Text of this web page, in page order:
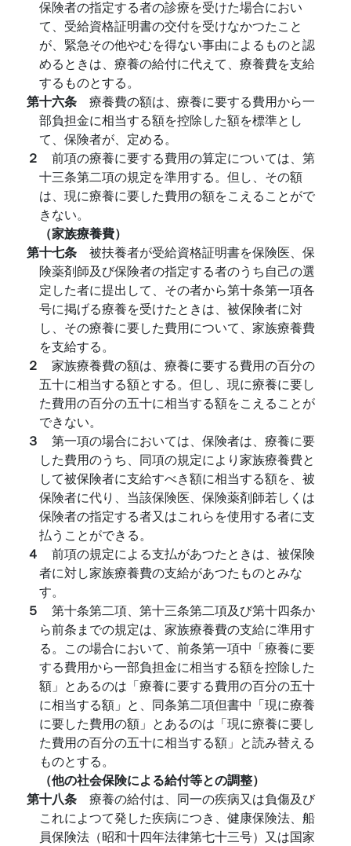
保険者の指定する者の診療を受けた場合におい
て、受給資格証明書の交付を受けなかつたこと
が、緊急その他やむを得ない事由によるものと認
めるときは、療養の給付に代えて、療養費を支給
するものとする。
第十六条 療養費の額は、療養に要する費用から一
部負担金に相当する額を控除した額を標準とし
て、保険者が、定める。
２ 前項の療養に要する費用の算定については、第
十三条第二項の規定を準用する。但し、その額
は、現に療養に要した費用の額をこえることがで
きない。
（家族療養費）
第十七条 被扶養者が受給資格証明書を保険医、保
険薬剤師及び保険者の指定する者のうち自己の選
定した者に提出して、その者から第十条第一項各
号に掲げる療養を受けたときは、被保険者に対
し、その療養に要した費用について、家族療養費
を支給する。
２ 家族療養費の額は、療養に要する費用の百分の
五十に相当する額とする。但し、現に療養に要し
た費用の百分の五十に相当する額をこえることが
できない。
３ 第一項の場合においては、保険者は、療養に要
した費用のうち、同項の規定により家族療養費と
して被保険者に支給すべき額に相当する額を、被
保険者に代り、当該保険医、保険薬剤師若しくは
保険者の指定する者又はこれらを使用する者に支
払うことができる。
４ 前項の規定による支払があつたときは、被保険
者に対し家族療養費の支給があつたものとみな
す。
５ 第十条第二項、第十三条第二項及び第十四条か
ら前条までの規定は、家族療養費の支給に準用す
る。この場合において、前条第一項中「療養に要
する費用から一部負担金に相当する額を控除した
額」とあるのは「療養に要する費用の百分の五十
に相当する額」と、同条第二項但書中「現に療養
に要した費用の額」とあるのは「現に療養に要し
た費用の百分の五十に相当する額」と読み替える
ものとする。
（他の社会保険による給付等との調整）
第十八条 療養の給付は、同一の疾病又は負傷及び
これによつて発した疾病につき、健康保険法、船
員保険法（昭和十四年法律第七十三号）又は国家